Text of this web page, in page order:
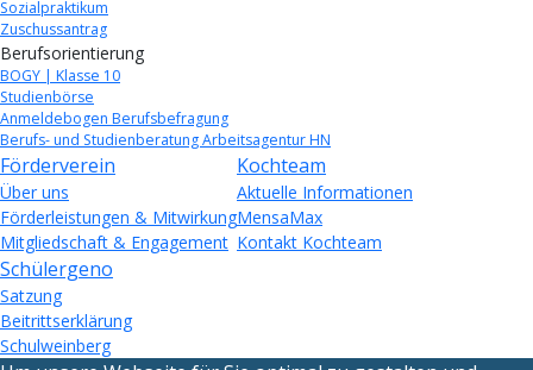
Sozialpraktikum
Zuschussantrag
Berufsorientierung
BOGY | Klasse 10
Studienbörse
Anmeldebogen Berufsbefragung
Berufs- und Studienberatung Arbeitsagentur HN
Förderverein
Über uns
Förderleistungen & Mitwirkung
Mitgliedschaft & Engagement
Kochteam
Aktuelle Informationen
MensaMax
Kontakt Kochteam
Schülergeno
Satzung
Beitrittserklärung
Schulweinberg